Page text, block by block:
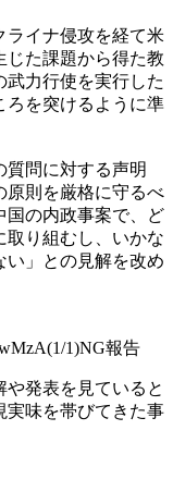
ライナ侵攻を経て米
じた課題から得た教
力行使を実行した
ろを突けるように準
質問に対する声明
原則を厳格に守るべ
国の内政事案で、ど
取り組むし、いかな
い」との見解を改め
1)NG報告
や発表を見ていると
実味を帯びてきた事